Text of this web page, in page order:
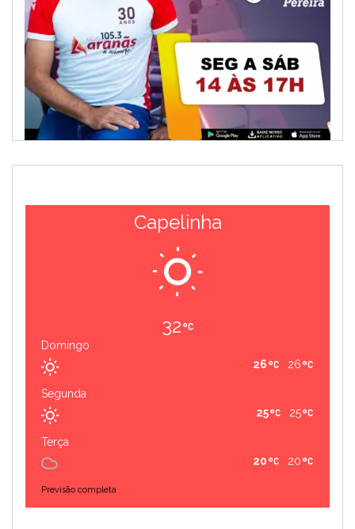
Capelinha
32
Domingo
26
26
Segunda
25
25
Terça
20
20
Previsão completa